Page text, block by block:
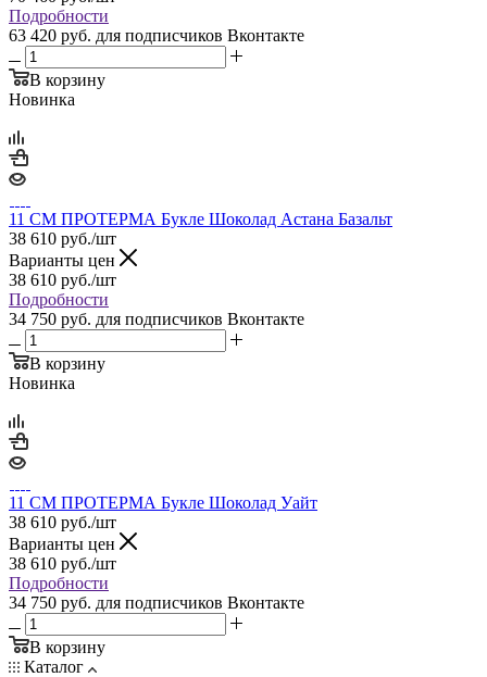
Подробности
63 420 руб. для подписчиков Вконтакте
В корзину
Новинка
11 СМ ПРОТЕРМА Букле Шоколад Астана Базальт
38 610 руб./шт
Варианты цен
38 610 руб./шт
Подробности
34 750 руб. для подписчиков Вконтакте
В корзину
Новинка
11 СМ ПРОТЕРМА Букле Шоколад Уайт
38 610 руб./шт
Варианты цен
38 610 руб./шт
Подробности
34 750 руб. для подписчиков Вконтакте
В корзину
Каталог